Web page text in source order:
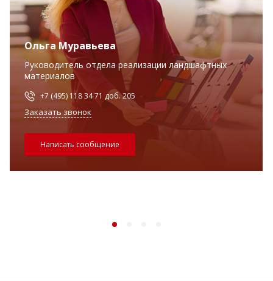
Ольга Муравьева
Руководитель отдела реализации ландшафтных
материалов
+7 (495) 118 34 71 доб. 205
Заказать звонок
Написать сообщение